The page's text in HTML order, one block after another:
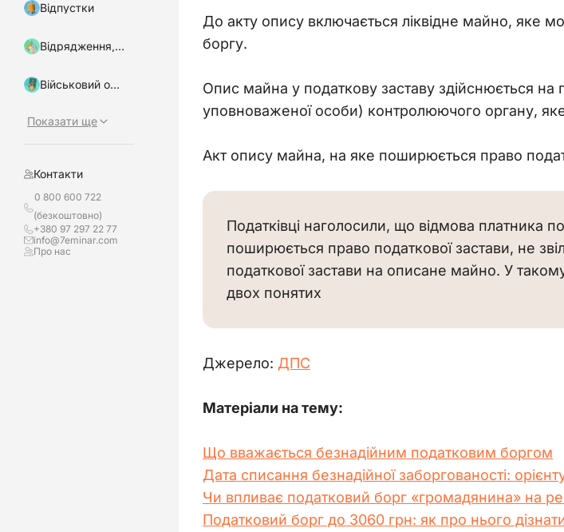
Відпустки
Відрядження, підзвітні кошти
Військовий облік, бронювання
Показати ще
Контакти
0 800 600 722
(безкоштовно)
+380 97 297 22 77
info@7eminar.com
Про нас
До акту опису включається ліквідне майно, яке
боргу.
Опис майна у податкову заставу здійснюється на
уповноваженої особи) контролюючого органу,
Акт опису майна, на яке поширюється право
Податківці наголосили, що відмова платника
поширюється право податкової застави, не
податкової застави на описане майно. У
двох понятих
Джерело: ДПС
Матеріали на тему:
Що вважається безнадійним податковим боргом
Дата списання безнадійної заборгованості:
Чи впливає податковий борг «громадянина» на
Податковий борг до 3060 грн: як про нього